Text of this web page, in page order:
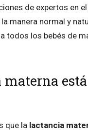
de expertos en
manera normal y
todos los bebés de
materna está
que la lactancia